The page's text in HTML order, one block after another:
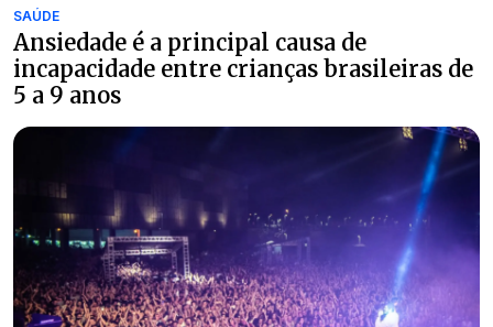
SAÚDE
Ansiedade é a principal causa de
incapacidade entre crianças brasileiras de
5 a 9 anos